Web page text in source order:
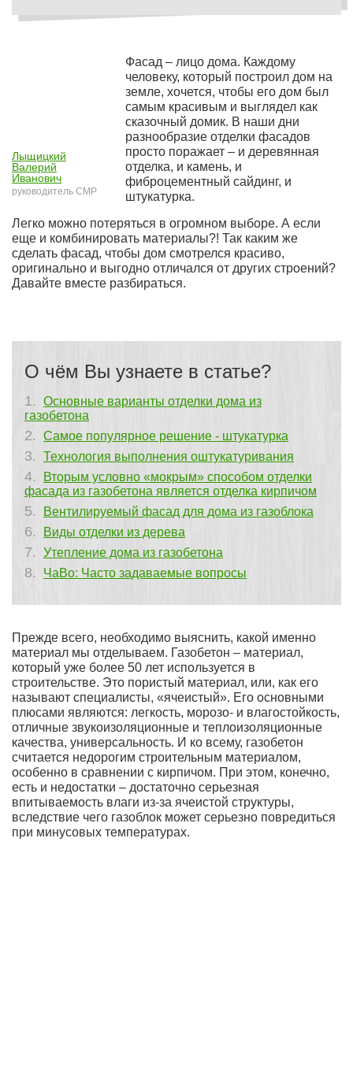
Лыщицкий
Валерий
Иванович
руководитель СМР
Фасад – лицо дома. Каждому
человеку, который построил дом на
земле, хочется, чтобы его дом был
самым красивым и выглядел как
сказочный домик. В наши дни
разнообразие отделки фасадов
просто поражает – и деревянная
отделка, и камень, и
фиброцементный сайдинг, и
штукатурка.
Легко можно потеряться в огромном выборе. А если
еще и комбинировать материалы?! Так каким же
сделать фасад, чтобы дом смотрелся красиво,
оригинально и выгодно отличался от других строений?
Давайте вместе разбираться.
О чём Вы узнаете в статье?
Основные варианты отделки дома из
газобетона
Самое популярное решение - штукатурка
Технология выполнения оштукатуривания
Вторым условно «мокрым» способом отделки
фасада из газобетона является отделка кирпичом
Вентилируемый фасад для дома из газоблока
Виды отделки из дерева
Утепление дома из газобетона
ЧаВо: Часто задаваемые вопросы
Прежде всего, необходимо выяснить, какой именно
материал мы отделываем. Газобетон – материал,
который уже более 50 лет используется в
строительстве. Это пористый материал, или, как его
называют специалисты, «ячеистый». Его основными
плюсами являются: легкость, морозо- и влагостойкость,
отличные звукоизоляционные и теплоизоляционные
качества, универсальность. И ко всему, газобетон
считается недорогим строительным материалом,
особенно в сравнении с кирпичом. При этом, конечно,
есть и недостатки – достаточно серьезная
впитываемость влаги из-за ячеистой структуры,
вследствие чего газоблок может серьезно повредиться
при минусовых температурах.